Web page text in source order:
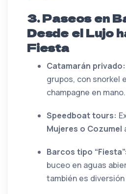
3. Paseos en
Desde el Lujo
Fiesta
Catamarán privado:
grupos, con snorkel
champagne en mano.
Speedboat tours:
Mujeres o Cozumel
Barcos tipo “Fiesta”:
buceo en aguas
también es